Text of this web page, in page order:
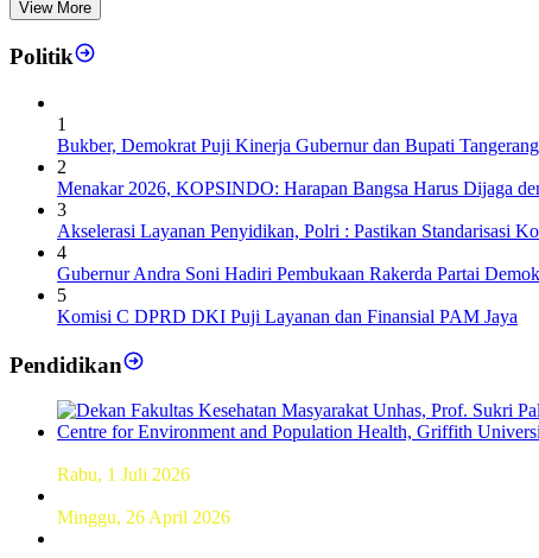
View More
Politik
1
Bukber, Demokrat Puji Kinerja Gubernur dan Bupati Tangerang
2
Menakar 2026, KOPSINDO: Harapan Bangsa Harus Dijaga
3
Akselerasi Layanan Penyidikan, Polri : Pastikan Standarisasi
4
Gubernur Andra Soni Hadiri Pembukaan Rakerda Partai
5
Komisi C DPRD DKI Puji Layanan dan Finansial PAM Jaya
Pendidikan
Rabu, 1 Juli 2026
Minggu, 26 April 2026